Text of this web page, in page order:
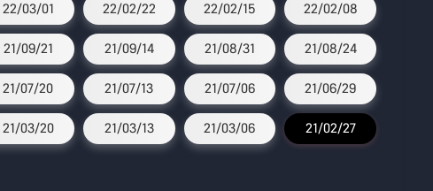
22/03/01 22/02/22 22/02/15 22/02/08
21/09/21 21/09/14 21/08/31 21/08/24
21/07/20 21/07/13 21/07/06 21/06/29
21/03/20 21/03/13 21/03/06 21/02/27